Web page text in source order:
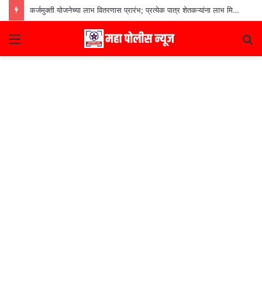
कर्जमुक्ती योजनेच्या लाभ वितरणास प्रारंभ; प्रत्येक पात्र शेतकऱ्यांना लाभ मिळणार– मुख्यमंत्री देवेंद्र फडणवीस
Menu